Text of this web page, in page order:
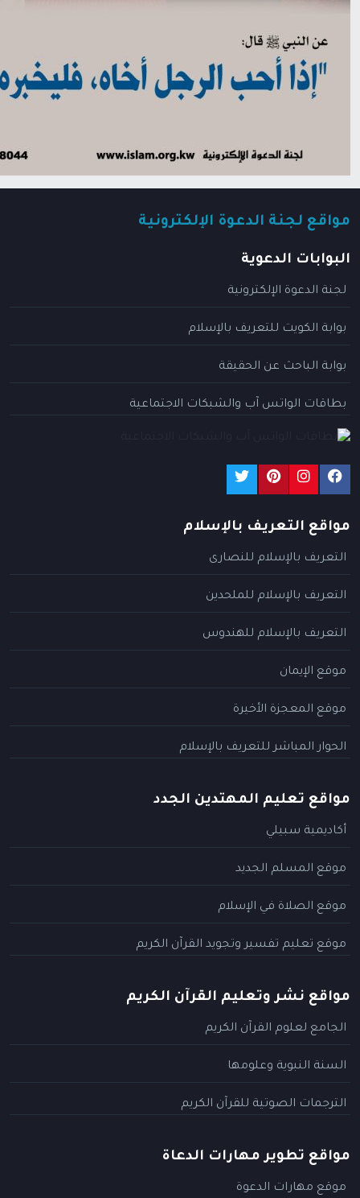
مواقع لجنة الدعوة الإلكترونية
البوابات الدعوية
لجنة الدعوة الإلكترونية
بوابة الكويت للتعريف بالإسلام
بوابة الباحث عن الحقيقة
بطاقات الواتس آب والشبكات الاجتماعية
مواقع التعريف بالإسلام
التعريف بالإسلام للنصارى
التعريف بالإسلام للملحدين
التعريف بالإسلام للهندوس
موقع الإيمان
موقع المعجزة الأخيرة
الحوار المباشر للتعريف بالإسلام
مواقع تعليم المهتدين الجدد
أكاديمية سبيلي
موقع المسلم الجديد
موقع الصلاة في الإسلام
موقع تعليم تفسير وتجويد القرآن الكريم
مواقع نشر وتعليم القرآن الكريم
الجامع لعلوم القرآن الكريم
السنة النبوية وعلومها
الترجمات الصوتية للقرآن الكريم
مواقع تطوير مهارات الدعاة
موقع مهارات الدعوة